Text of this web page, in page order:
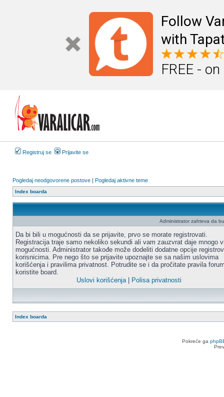
Follow
with
FREE -
Registruj se Prijavite se
Pogledaj neodgovorene postove | Pogledaj aktivne teme
Index boarda
Administrator zahteva da
Da bi bili u mogućnosti da se prijavite, prvo se morate registrovati.
Registracija traje samo nekoliko sekundi ali vam zauzvrat daje mnogo
mogućnosti. Administrator takođe može dodeliti dodatne opcije
korisnicima. Pre nego što se prijavite upoznajte se sa našim uslovima
korišćenja i pravilima privatnost. Potrudite se i da pročitate pravila
koristite board.
Uslovi korišćenja| Polisa privatnosti
Index boarda
Pokreće ga